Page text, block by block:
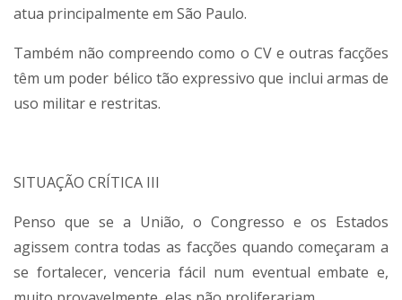
atua principalmente em São Paulo.
Também não compreendo como o CV e outras facções
têm um poder bélico tão expressivo que inclui armas de
uso militar e restritas.
SITUAÇÃO CRÍTICA III
Penso que se a União, o Congresso e os Estados
agissem contra todas as facções quando começaram a
se fortalecer, venceria fácil num eventual embate e,